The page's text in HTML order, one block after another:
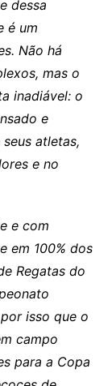
dessa
é um
Não há
mas o
inadiável: o
e
atletas,
e no
e com
em 100% dos
Regatas do
isso que o
campo
para a Copa